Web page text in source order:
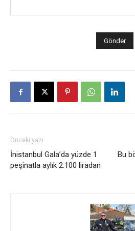
Önceki yazı
İnistanbul Gala’da yüzde 1
peşinatla aylık 2.100 liradan
Bu